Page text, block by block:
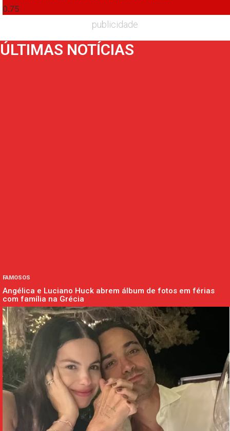
publicidade
ÚLTIMAS NOTÍCIAS
FAMOSOS
Angélica e Luciano Huck abrem álbum de fotos em férias
com família na Grécia